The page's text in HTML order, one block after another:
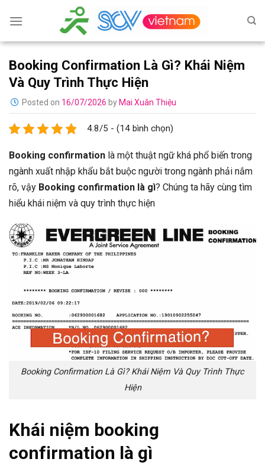
content
Booking Confirmation Là Gì? Khái Niệm
Và Quy Trình Thực Hiện
Posted on 16/07/2026 by Mai Xuân Thiệu
4.8/5 - (14 bình chọn)
Booking confirmation là một thuật ngữ khá phổ biến trong
ngành xuất nhập khẩu bắt buộc người trong ngành phải nắm
rõ, vậy Booking confirmation là gì? Chúng ta hãy cùng tìm
hiểu khái niệm và quy trình thực hiện
Booking Confirmation Là Gì? Khái Niệm Và Quy Trình Thực
Hiện
Khái niệm booking
confirmation là gì